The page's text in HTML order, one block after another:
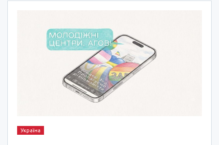
Україна